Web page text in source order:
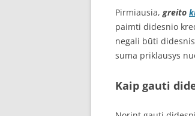
Pirmiausia, greito
paimti didesnio
negali būti
suma priklausys
Kaip gauti